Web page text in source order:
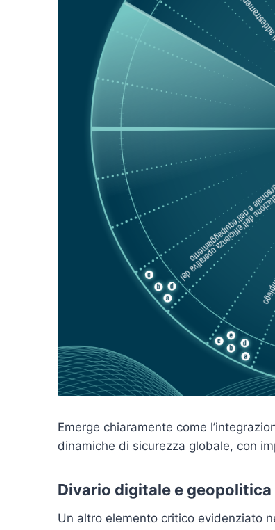
Emerge chiaramente come
dinamiche di sicurezza globale, con
Divario digitale e geopolitica
Un altro elemento critico evidenziato